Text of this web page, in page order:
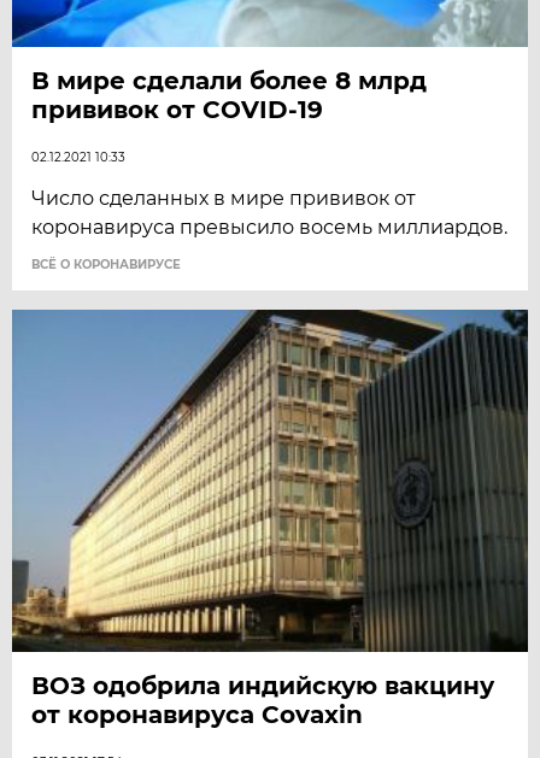
В мире сделали более 8 млрд
прививок от COVID-19
02.12.2021 10:33
Число сделанных в мире прививок от
коронавируса превысило восемь миллиардов.
ВСЁ О КОРОНАВИРУСЕ
ВОЗ одобрила индийскую вакцину
от коронавируса Covaxin